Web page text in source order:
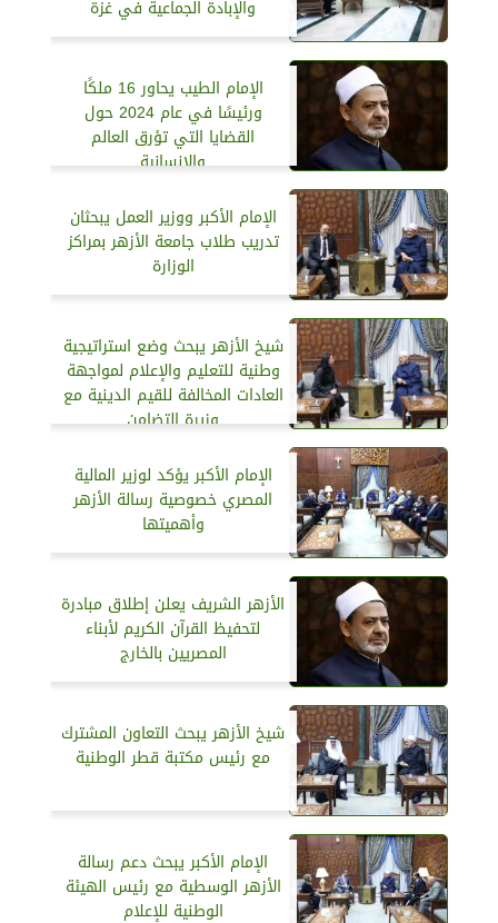
والإبادة الجماعية في غزة
الإمام الطيب يحاور 16 ملكًا
ورئيسًا في عام 2024 حول
القضايا التي تؤرق العالم
والإنسانية
الإمام الأكبر ووزير العمل يبحثان
تدريب طلاب جامعة الأزهر بمراكز
الوزارة
شيخ الأزهر يبحث وضع استراتيجية
وطنية للتعليم والإعلام لمواجهة
العادات المخالفة للقيم الدينية مع
وزيرة التضامن
الإمام الأكبر يؤكد لوزير المالية
المصري خصوصية رسالة الأزهر
وأهميتها
الأزهر الشريف يعلن إطلاق مبادرة
لتحفيظ القرآن الكريم لأبناء
المصريين بالخارج
شيخ الأزهر يبحث التعاون المشترك
مع رئيس مكتبة قطر الوطنية
الإمام الأكبر يبحث دعم رسالة
الأزهر الوسطية مع رئيس الهيئة
الوطنية للإعلام